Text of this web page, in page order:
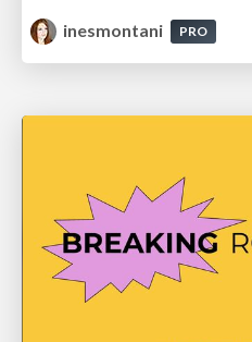
inesmontani PRO